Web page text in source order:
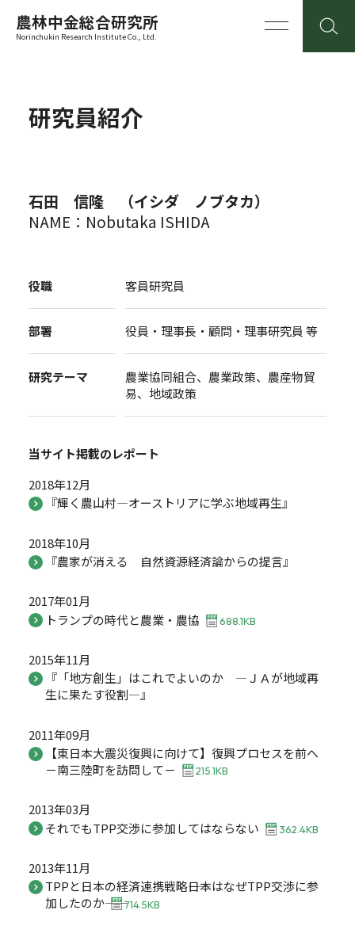
農林中金総合研究所
Norinchukin Research Institute Co., Ltd.
研究員紹介
石田 信隆 （イシダ ノブタカ）
NAME：Nobutaka ISHIDA
役職 客員研究員
部署 役員・理事長・顧問・理事研究員 等
研究テーマ
農業協同組合、農業政策、農産物貿
易、地域政策
当サイト掲載のレポート
2018年12月
『輝く農山村―オーストリアに学ぶ地域再生』
2018年10月
『農家が消える 自然資源経済論からの提言』
2017年01月
トランプの時代と農業・農協
688.1KB
2015年11月
『「地方創生」はこれでよいのか ―ＪＡが地域再
生に果たす役割―』
2011年09月
【東日本大震災復興に向けて】復興プロセスを前へ
－南三陸町を訪問して－
215.1KB
2013年03月
それでもTPP交渉に参加してはならない
362.4KB
2013年11月
TPPと日本の経済連携戦略――日本はなぜTPP交渉に参
加したのか――
714.5KB